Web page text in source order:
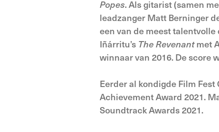
Popes. Als gitarist (samen
leadzanger Matt Berninger
een van de meest
Iñárritu’s The Revenantmet
winnaar van 2016. De score
Eerder al kondigde Film
Achievement Award 2021.
Soundtrack Awards 2021.